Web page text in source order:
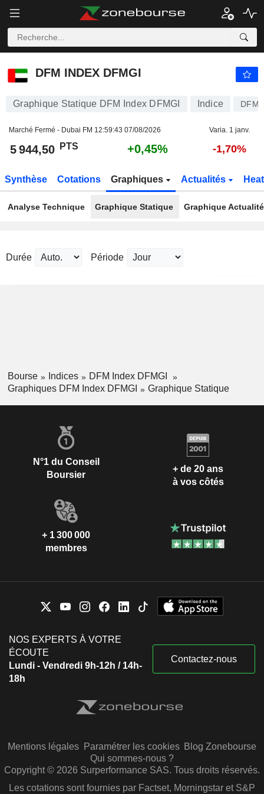
DFM INDEX DFMGI
DFM INDEX DFMGI
Graphique Statique DFM Index DFMGI Indice
Marché Fermé - Dubai FM 12:59:43 07/08/2026 Varia. 1 janv.
5 944,50 PTS +0,45% -1,70%
Synthèse Cotations Graphiques Actualités
Analyse Technique Graphique Statique Graphique
Durée Période
Bourse Indices
DFM Index DFMGI
Graphiques DFM Index DFMGI
Graphique Statique
N°1 du Conseil
Boursier
+ de 20 ans
à vos côtés
+ 1 300 000
membres
NOS EXPERTS À VOTRE
ÉCOUTE
Lundi - Vendredi 9h-12h / 14h-
18h
Contactez-nous
Mentions légales Paramétrer les cookies Blog Zonebourse
Qui sommes-nous ?
Copyright © 2026 Surperformance SAS. Tous droits réservés.
Les cotations sont fournies par Factset, Morningstar et S&P